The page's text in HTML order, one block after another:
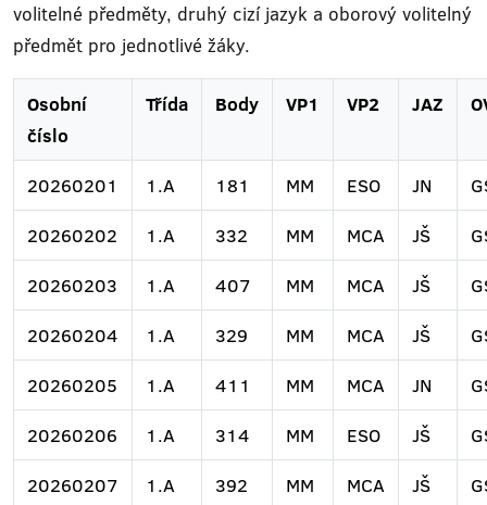
volitelné předměty, druhý cizí jazyk a oborový volitelný
předmět pro jednotlivé žáky.
Osobní
číslo
Třída Body VP1 VP2 JAZ
20260201 1.A 181 MM ESO JN
20260202
1.A 332 MM MCA JŠ
20260203
1.A 407 MM MCA JŠ
20260204
1.A 329 MM MCA JŠ
20260205
1.A 411 MM MCA JN
20260206
1.A 314 MM ESO JŠ
20260207
1.A 392 MM MCA JŠ